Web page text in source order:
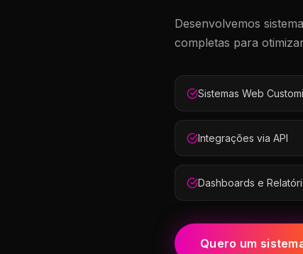
Desenvolvemos
completas para
Sistemas Web
Integrações via API
Dashboards e
Quero um